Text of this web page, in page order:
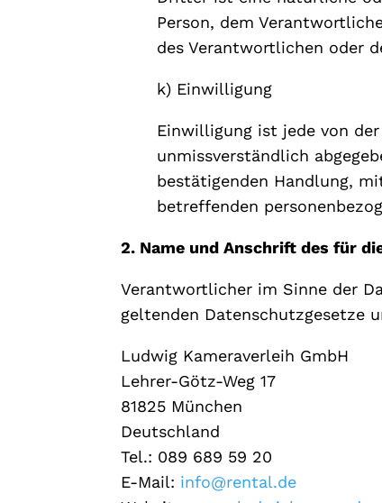
Person, dem
des Verantwortlichen oder
k) Einwilligung
Einwilligung ist jede von
unmissverständlich
bestätigenden Handlung,
betreffenden
2. Name und Anschrift des für
Verantwortlicher im Sinne der
geltenden Datenschutzgesetze
Ludwig Kameraverleih GmbH
Lehrer-Götz-Weg 17
81825 München
Deutschland
Tel.: 089 689 59 20
E-Mail: info@rental.de